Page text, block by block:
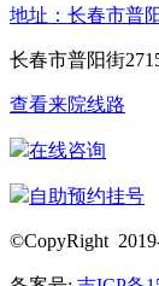
地址：长春市普
长春市普阳街
查看来院线路
在线咨询
自助预约挂号
©CopyRight